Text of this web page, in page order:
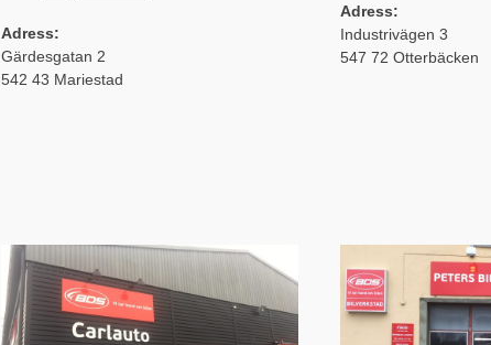
Adress:
Gärdesgatan 2
542 43 Mariestad
Adress:
Industrivägen 3
547 72 Otterbäcken